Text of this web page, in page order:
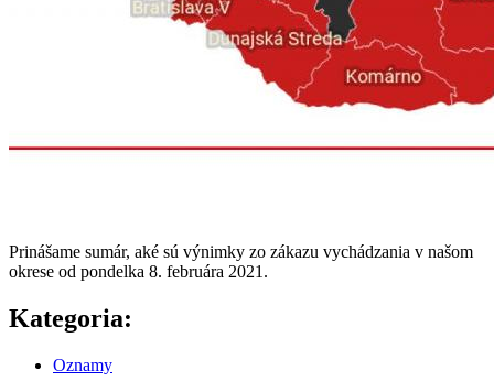
Prinášame sumár, aké sú výnimky zo zákazu vychádzania v našom
okrese od pondelka 8. februára 2021.
Kategoria:
Oznamy